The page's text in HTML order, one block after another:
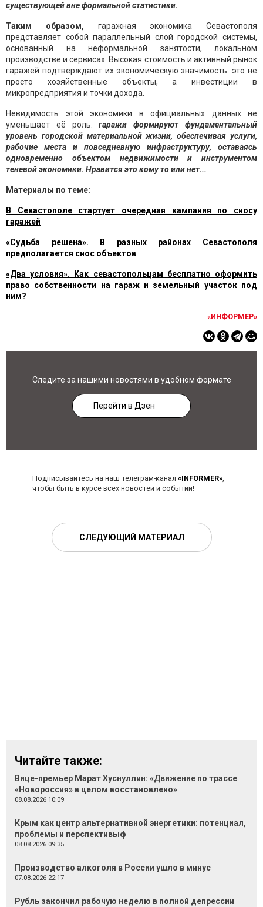
существующей вне формальной статистики.
Таким образом, гаражная экономика Севастополя
представляет собой параллельный слой городской системы,
основанный на неформальной занятости, локальном
производстве и сервисах. Высокая стоимость и активный рынок
гаражей подтверждают их экономическую значимость: это не
просто хозяйственные объекты, а инвестиции в
микропредприятия и точки дохода.
Невидимость этой экономики в официальных данных не
уменьшает её роль:гаражи формируют фундаментальный
уровень городской материальной жизни, обеспечивая услуги,
рабочие места и повседневную инфраструктуру, оставаясь
одновременно объектом недвижимости и инструментом
теневой экономики. Нравится это кому то или нет...
Материалы по теме:
В Севастополе стартует очередная кампания по сносу
гаражей
«Судьба решена». В разных районах Севастополя
предполагается снос объектов
«Два условия». Как севастопольцам бесплатно оформить
право собственности на гараж и земельный участок под
ним?
«ИНФОРМЕР»
Следите за нашими новостями в удобном формате
Перейти в Дзен
Подписывайтесь на наш телеграм-канал «INFORMER»,
чтобы быть в курсе всех новостей и событий!
СЛЕДУЮЩИЙ МАТЕРИАЛ
Читайте также:
Вице-премьер Марат Хуснуллин: «Движение по трассе
«Новороссия» в целом восстановлено»
08.08.2026 10:09
Крым как центр альтернативной энергетики: потенциал,
проблемы и перспективыф
08.08.2026 09:35
Производство алкоголя в России ушло в минус
07.08.2026 22:17
Рубль закончил рабочую неделю в полной депрессии